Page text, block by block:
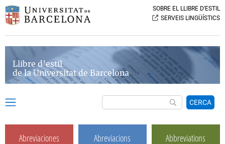
SOBRE EL LLIBRE D’ESTIL
SERVEIS LINGÜÍSTICS
Llibre d’estil
de la Universitat de Barcelona
CERCA
Abreviaciones Abreviacions Abbreviations